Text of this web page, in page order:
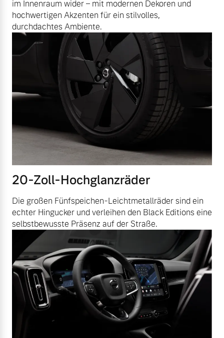
im Innenraum wider – mit modernen Dekoren und
hochwertigen Akzenten für ein stilvolles,
durchdachtes Ambiente.
20-Zoll-Hochglanzräder
Die großen Fünfspeichen-Leichtmetallräder sind ein
echter Hingucker und verleihen den Black Editions eine
selbstbewusste Präsenz auf der Straße.